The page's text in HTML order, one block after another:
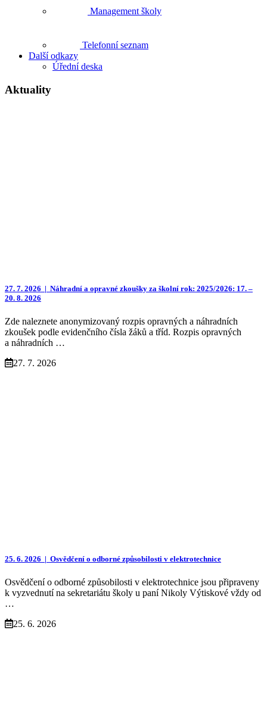
Management školy
Telefonní seznam
Další odkazy
Úřední deska
Aktuality
27. 7. 2026 | Náhradní a opravné zkoušky za školní rok: 2025/2026: 17. –
20. 8. 2026
Zde naleznete anonymizovaný rozpis opravných a náhradních
zkoušek podle evidenčního čísla žáků a tříd. Rozpis opravných
a náhradních …
27. 7. 2026
25. 6. 2026 | Osvědčení o odborné způsobilosti v elektrotechnice
Osvědčení o odborné způsobilosti v elektrotechnice jsou připraveny
k vyzvednutí na sekretariátu školy u paní Nikoly Výtiskové vždy od
…
25. 6. 2026